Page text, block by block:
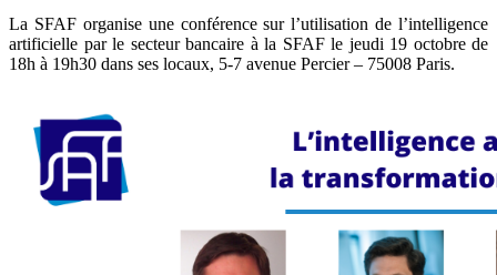
La SFAF organise une conférence sur l’utilisation de l’intelligence
artificielle par le secteur bancaire à la SFAF le jeudi 19 octobre de
18h à 19h30 dans ses locaux, 5-7 avenue Percier – 75008 Paris.